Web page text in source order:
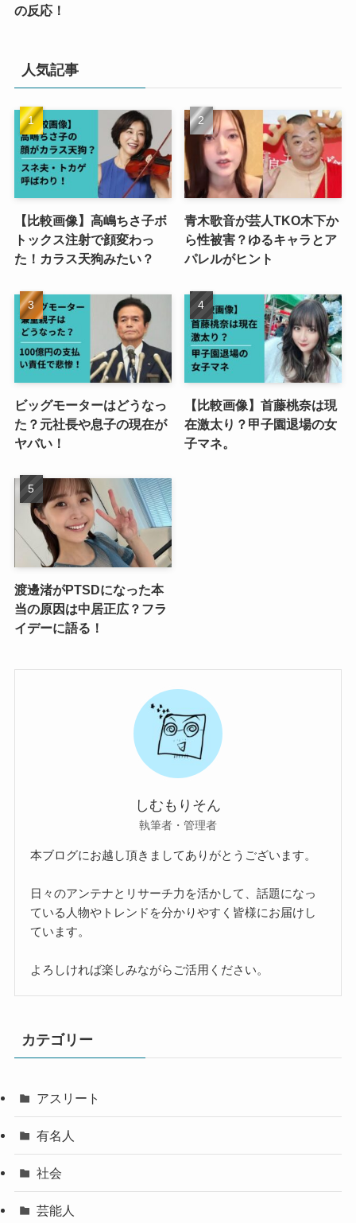
の反応！
人気記事
【比較画像】高嶋ちさ子ボ
トックス注射で顔変わっ
た！カラス天狗みたい？
青木歌音が芸人TKO木下か
ら性被害？ゆるキャラとア
パレルがヒント
ビッグモーターはどうなっ
た？元社長や息子の現在が
ヤバい！
【比較画像】首藤桃奈は現
在激太り？甲子園退場の女
子マネ。
渡邊渚がPTSDになった本
当の原因は中居正広？フラ
イデーに語る！
しむもりそん
執筆者・管理者
本ブログにお越し頂きましてありがとうございます。
日々のアンテナとリサーチ力を活かして、話題になっ
ている人物やトレンドを分かりやすく皆様にお届けし
ています。
よろしければ楽しみながらご活用ください。
カテゴリー
アスリート
有名人
社会
芸能人